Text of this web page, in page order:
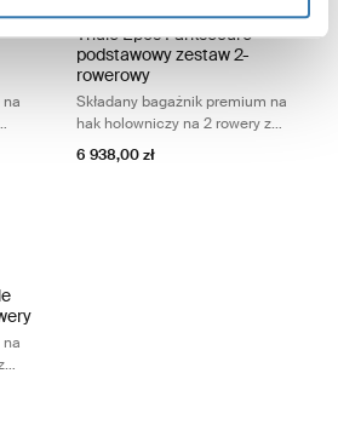
Thule Epos Parksecure
podstawowy zestaw 2-
rowerowy
Składany bagażnik premium na
hak holowniczy na 2 rowery z
czujnikami parkowania
6 938,00 zł
Parksecure na 3 rowery Składany